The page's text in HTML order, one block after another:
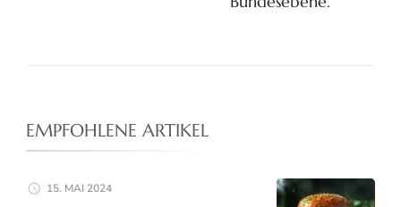
EMPFOHLENE ARTIKEL
15. MAI 2024